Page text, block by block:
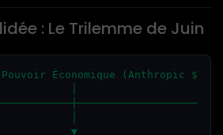
: Le Trilemme de Juin
Économique (Anthropic
▼                   ▼